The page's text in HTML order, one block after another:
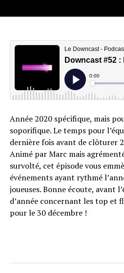
Année 2020 spécifique, mais
soporifique. Le temps pour
dernière fois avant de clôturer
Animé par Marc mais
survolté, cet épisode vous
événements ayant rythmé
joueuses. Bonne écoute, avant
d’année concernant les top et
pour le 30 décembre !